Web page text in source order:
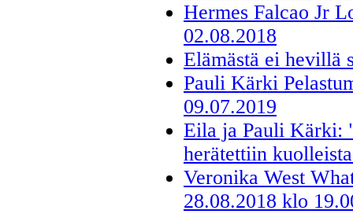
Hermes Falcao Jr
02.08.2018
Elämästä ei hevillä
Pauli Kärki
09.07.2019
Eila ja Pauli Kärki:
herätettiin
Veronika West
28.08.2018 klo